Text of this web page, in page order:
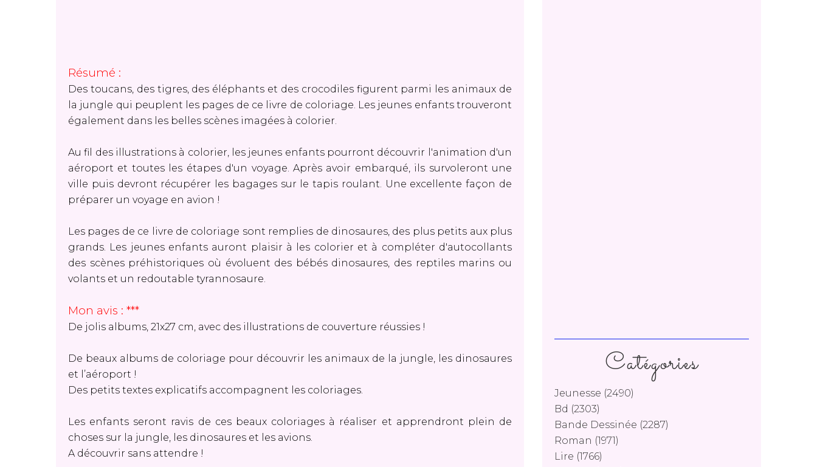
Résumé :
Des toucans, des tigres, des éléphants et des crocodiles figurent parmi les animaux de
la jungle qui peuplent les pages de ce livre de coloriage. Les jeunes enfants trouveront
également dans les belles scènes imagées à colorier.
Au fil des illustrations à colorier, les jeunes enfants pourront découvrir l'animation d'un
aéroport et toutes les étapes d'un voyage. Après avoir embarqué, ils survoleront une
ville puis devront récupérer les bagages sur le tapis roulant. Une excellente façon de
préparer un voyage en avion !
Les pages de ce livre de coloriage sont remplies de dinosaures, des plus petits aux plus
grands. Les jeunes enfants auront plaisir à les colorier et à compléter d'autocollants
des scènes préhistoriques où évoluent des bébés dinosaures, des reptiles marins ou
volants et un redoutable tyrannosaure.
Mon avis : ***
De jolis albums, 21x27 cm, avec des illustrations de couverture réussies !
De beaux albums de coloriage pour découvrir les animaux de la jungle, les dinosaures
et l’aéroport !
Des petits textes explicatifs accompagnent les coloriages.
Les enfants seront ravis de ces beaux coloriages à réaliser et apprendront plein de
choses sur la jungle, les dinosaures et les avions.
A découvrir sans attendre !
Catégories
Jeunesse (2490)
Bd (2303)
Bande Dessinée (2287)
Roman (1971)
Lire (1766)